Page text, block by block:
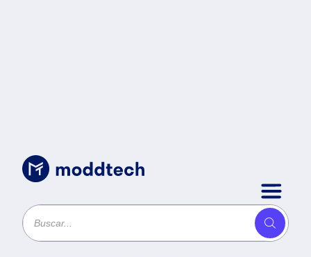
Sin categoría/Computadora Vorago SB5 RZN
5600GT-TR-19 RZN 5600GT 16GB
teclado y mouse